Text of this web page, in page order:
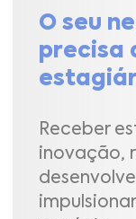
O seu
precisa
Receber
inovação,